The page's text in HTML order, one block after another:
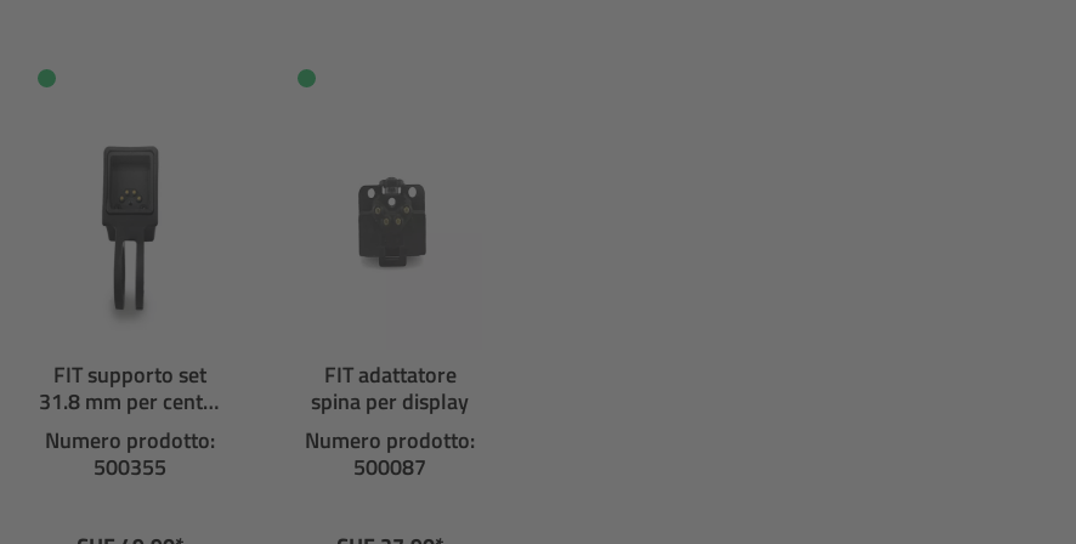
FIT supporto set
31.8 mm per center
Numero prodotto:
500355
FIT adattatore
spina per display
Numero prodotto:
500087